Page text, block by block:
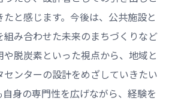
と感じます。今後は、公共施設と
組み合わせた未来のまちづくりなど
や脱炭素といった視点から、地域と
センターの設計をめざしていきたい
身の専門性を広げながら、経験を